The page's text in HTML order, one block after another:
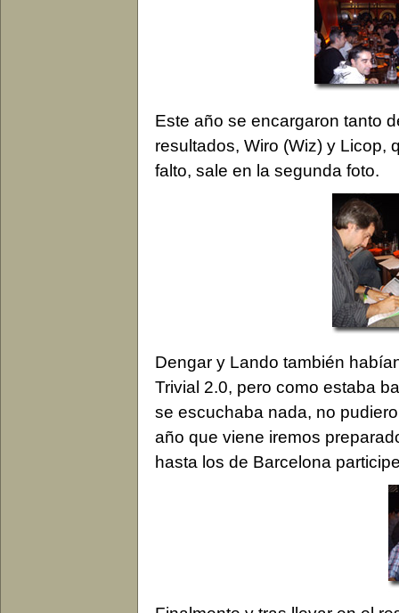
Este año se encargaron tanto
resultados, Wiro (Wiz) y Licop,
falto, sale en la segunda foto.
Dengar y Lando también
Trivial 2.0, pero como estaba
se escuchaba nada, no
año que viene iremos
hasta los de Barcelona